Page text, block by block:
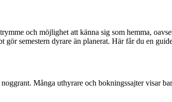
och möjlighet att känna sig som hemma,
gör semestern dyrare än planerat. Här får du en
Många uthyrare och bokningssajter visar